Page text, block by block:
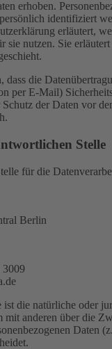
erhoben.
identifiziert
erläutert,
sie nutzen. Sie
dass die
per E-Mail)
der Daten vor
Stelle
für die
Berlin
3009
die natürliche oder
mit anderen über die
Daten